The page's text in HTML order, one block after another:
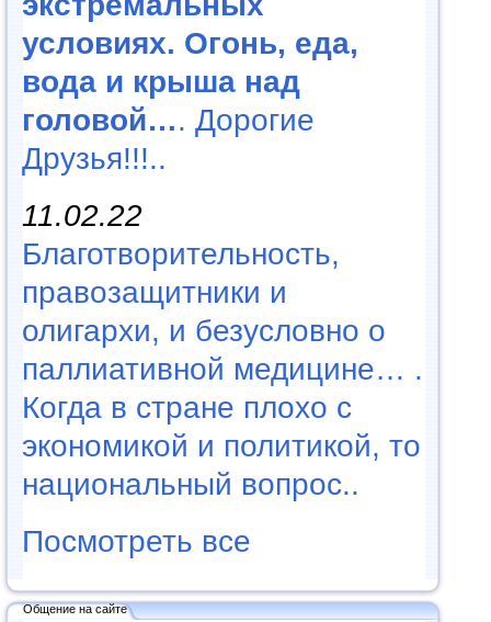
условиях. Огонь, еда,
вода и крыша над
головой…. Дорогие
Друзья!!!..
11.02.22
Благотворительность,
правозащитники и
олигархи, и безусловно о
паллиативной медицине… .
Когда в стране плохо с
экономикой и политикой, то
национальный вопрос..
Посмотреть все
Общение на сайте